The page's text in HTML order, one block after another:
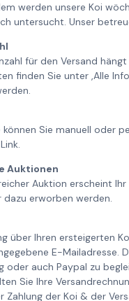
werden unsere Koi
untersucht. Unser
für den Versand
finden Sie unter ‚Alle
können Sie manuell oder
Auktionen
Auktion erscheint
dazu erworben werden.
über Ihren ersteigerten
E-Mailadresse.
oder auch Paypal zu
Sie Ihre
Zahlung der Koi & der